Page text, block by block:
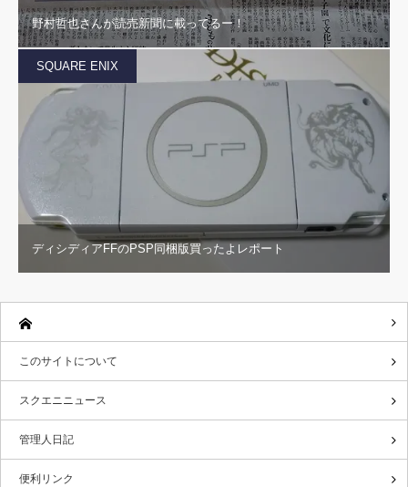
野村哲也さんが読売新聞に載ってるー！
SQUARE ENIX
ディシディアFFのPSP同梱版買ったよレポート
このサイトについて
スクエニニュース
管理人日記
便利リンク